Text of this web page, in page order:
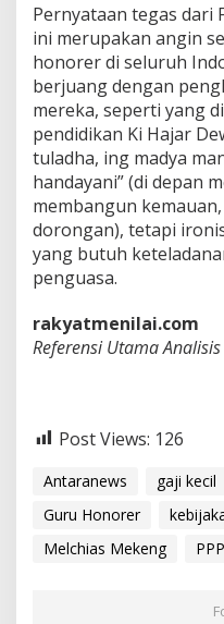
Pernyataan tegas dari
ini merupakan angin
honorer di seluruh
berjuang dengan
mereka, seperti yang
pendidikan Ki Hajar
tuladha, ing madya
handayani” (di depan
membangun
dorongan), tetapi
yang butuh
penguasa.
rakyatmenilai.com
Referensi Utama
Post Views: 126
Antaranews gaji kecil
Guru Honorer
Melchias Mekeng